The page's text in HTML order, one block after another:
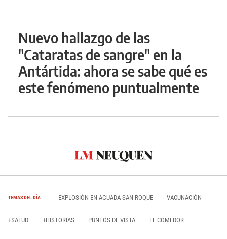
Nuevo hallazgo de las
"Cataratas de sangre" en la
Antártida: ahora se sabe qué es
este fenómeno puntualmente
TEMAS DEL DÍA EXPLOSIÓN EN AGUADA SAN ROQUE VACUNACIÓN
+SALUD +HISTORIAS PUNTOS DE VISTA EL COMEDOR